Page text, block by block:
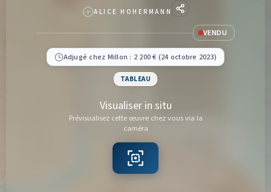
ALICE HOHERMANN
VENDU
Adjugé chez Millon : 2 200 € (24 octobre 2023)
TABLEAU
Visualiser in situ
Prévisualisez cette œuvre chez vous via la
caméra